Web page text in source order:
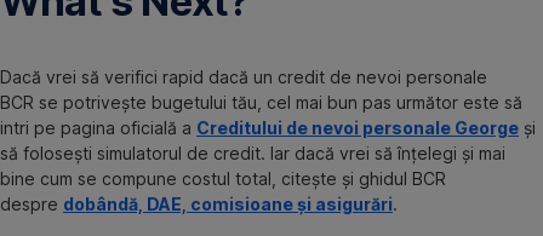
Dacă vrei să verifici rapid dacă un credit de nevoi personale
BCR se potrivește bugetului tău, cel mai bun pas următor este să
intri pe pagina oficială a Creditului de nevoi personale George și
să folosești simulatorul de credit. Iar dacă vrei să înțelegi și mai
bine cum se compune costul total, citește și ghidul BCR
despre dobândă, DAE, comisioane și asigurări.